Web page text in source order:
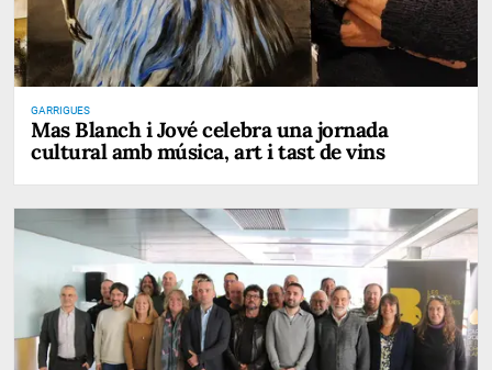
GARRIGUES
Mas Blanch i Jové celebra una jornada
cultural amb música, art i tast de vins